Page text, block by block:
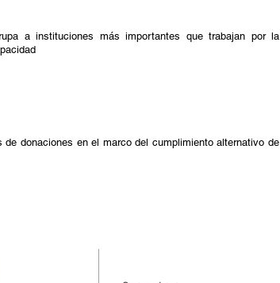
a instituciones más importantes que trabajan por la
donaciones en el marco del cumplimiento alternativo de